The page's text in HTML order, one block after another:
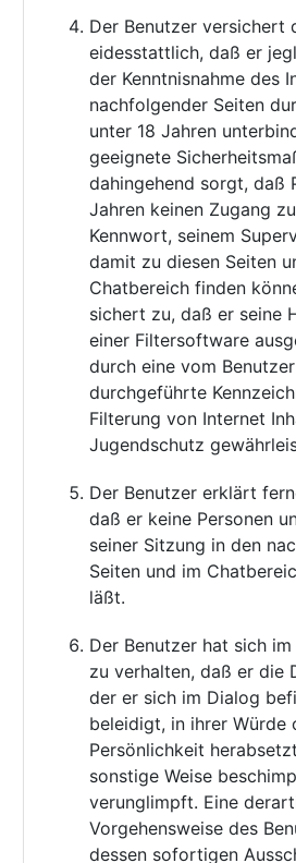
Der Benutzer versichert
eidesstattlich, daß er
der Kenntnisnahme des
nachfolgender Seiten
unter 18 Jahren
geeignete
dahingehend sorgt, daß
Jahren keinen Zugang
Kennwort, seinem
damit zu diesen Seiten
Chatbereich finden
sichert zu, daß er seine
einer Filtersoftware
durch eine vom
durchgeführte
Filterung von Internet
Jugendschutz
Der Benutzer erklärt
daß er keine Personen
seiner Sitzung in den
Seiten und im
läßt.
Der Benutzer hat sich
zu verhalten, daß er die
der er sich im Dialog
beleidigt, in ihrer Würde
Persönlichkeit
sonstige Weise
verunglimpft. Eine
Vorgehensweise des
dessen sofortigen